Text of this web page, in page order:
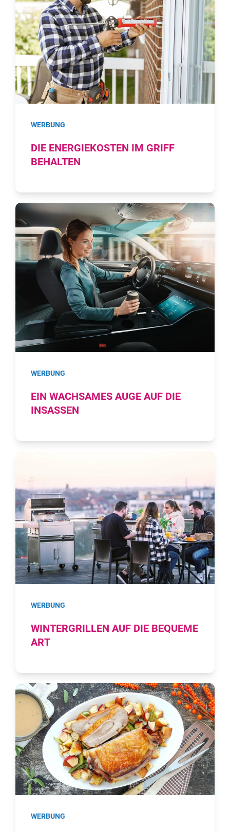
WERBUNG
DIE ENERGIEKOSTEN IM GRIFF
BEHALTEN
WERBUNG
EIN WACHSAMES AUGE AUF DIE
INSASSEN
WERBUNG
WINTERGRILLEN AUF DIE BEQUEME
ART
WERBUNG